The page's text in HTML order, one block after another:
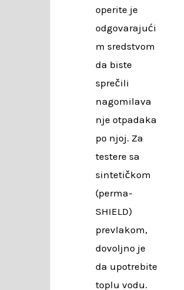
operite je
odgovarajući
m sredstvom
da biste
sprečili
nagomilava
nje otpadaka
po njoj. Za
testere sa
sintetičkom
(perma-
SHIELD)
prevlakom,
dovoljno je
da upotrebite
toplu vodu.